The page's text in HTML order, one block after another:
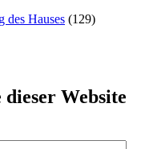
des Hauses (129)
Website